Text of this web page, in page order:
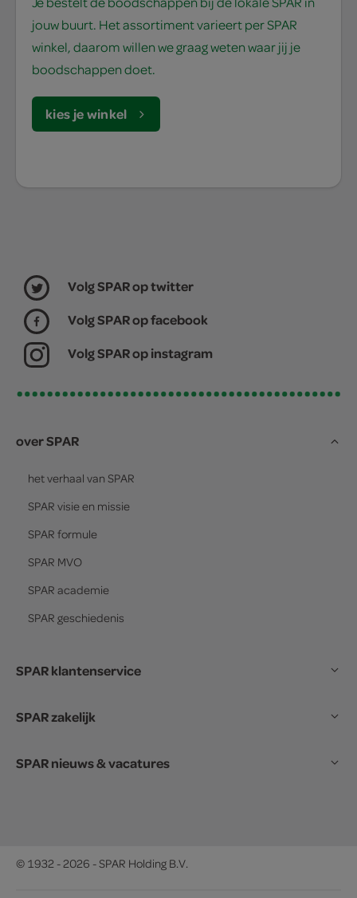
jouw buurt. Het assortiment varieert per SPAR
winkel, daarom willen we graag weten waar jij je
boodschappen doet.
kies je winkel
Volg SPAR op twitter
Volg SPAR op facebook
Volg SPAR op instagram
over SPAR
het verhaal van SPAR
SPAR visie en missie
SPAR formule
SPAR MVO
SPAR academie
SPAR geschiedenis
SPAR klantenservice
SPAR zakelijk
SPAR nieuws & vacatures
© 1932 - 2026 - SPAR Holding B.V.